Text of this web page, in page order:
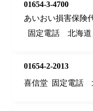
01654-3-4700
あいおい損害保険
固定電話
北海道
01654-2-2013
喜信堂
固定電話